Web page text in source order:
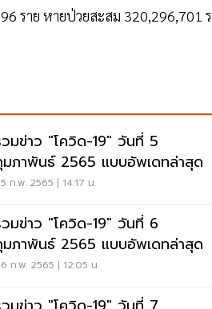
ราย หายป่วยสะสม 320,296,701
มข่าว "โควิด-19" วันที่ 5
ภาพันธ์ 2565 แบบอัพเดทล่าสุด
ก.พ. 2565 | 14:17 น.
มข่าว "โควิด-19" วันที่ 6
ภาพันธ์ 2565 แบบอัพเดทล่าสุด
ก.พ. 2565 | 12:05 น.